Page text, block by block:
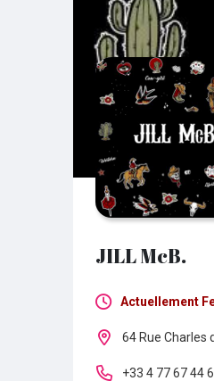
JILL McB.
Actuellement
Lundi :
Mardi :
64 Rue Charles
+33 4 77 67 44